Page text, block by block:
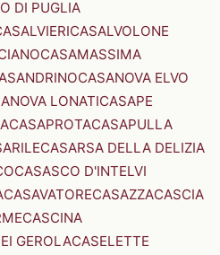
DI PUGLIA
CASALVOLONE
CASAMASSIMA
CASANOVA ELVO
LONATICASAPE
CASAPROTACASAPULLA
CASARSA DELLA DELIZIA
CASASCO D'INTELVI
CASAVATORECASAZZACASCIA
CASCINA
GEROLACASELETTE